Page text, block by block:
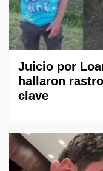
Juicio por
hallaron
clave